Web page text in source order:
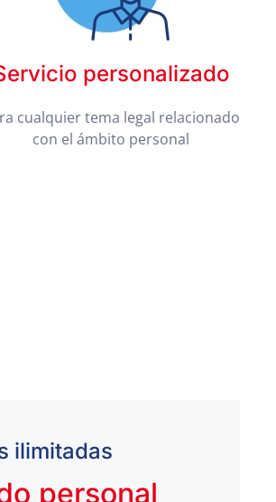
personalizado
cualquier tema legal relacionado
con el ámbito personal
ilimitadas
personal